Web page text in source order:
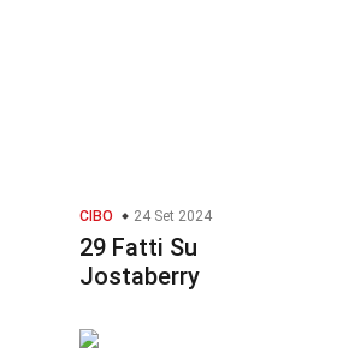
CIBO 24 Set 2024
29 Fatti Su
Jostaberry